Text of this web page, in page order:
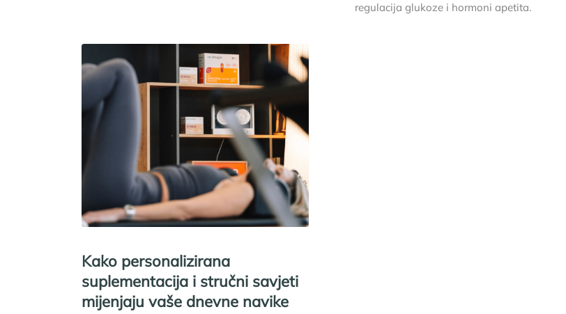
regulacija glukoze i hormoni apetita.
Kako personalizirana
suplementacija i stručni savjeti
mijenjaju vaše dnevne navike